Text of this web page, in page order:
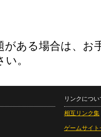
がある場合は、お
。
リンクについ
相互リンク集
ゲームサイト